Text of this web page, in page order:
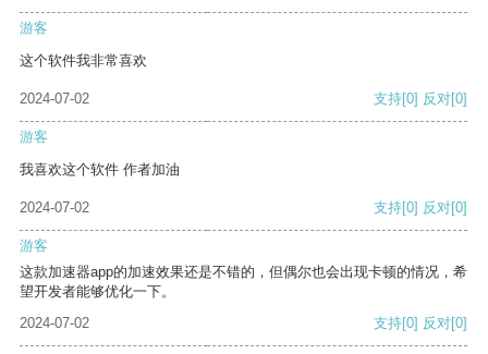
游客
这个软件我非常喜欢
2024-07-02 支持[0] 反对[0]
游客
我喜欢这个软件 作者加油
2024-07-02 支持[0] 反对[0]
游客
这款加速器app的加速效果还是不错的，但偶尔也会出现卡顿的情况，希
望开发者能够优化一下。
2024-07-02
支持[0] 反对[0]